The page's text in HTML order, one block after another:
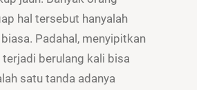
hal tersebut hanyalah
Padahal, menyipitkan
terjadi berulang kali bisa
satu tanda adanya